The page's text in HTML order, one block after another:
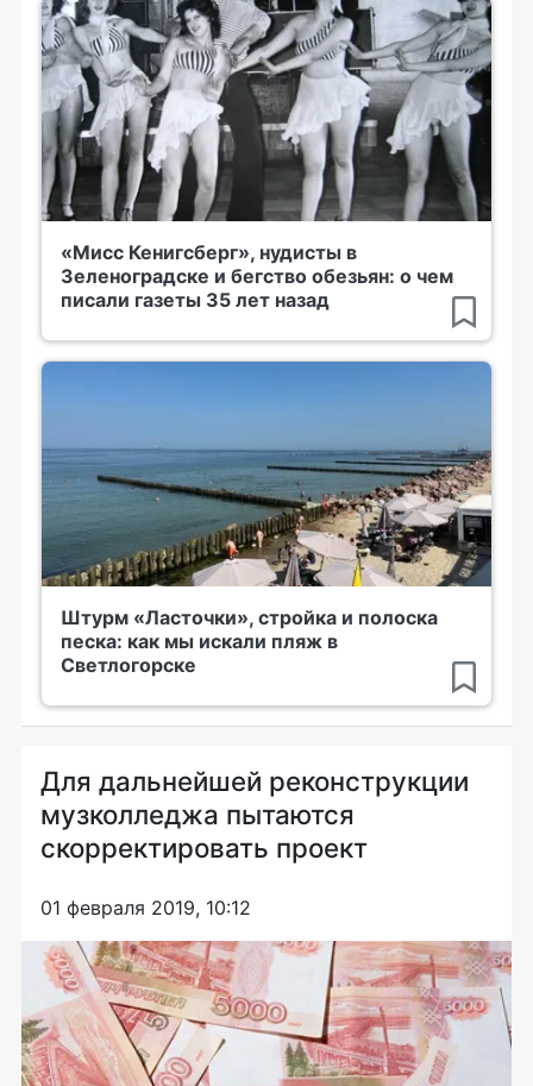
«Мисс Кенигсберг», нудисты в
Зеленоградске и бегство обезьян: о чем
писали газеты 35 лет назад
Штурм «Ласточки», стройка и полоска
песка: как мы искали пляж в
Светлогорске
Для дальнейшей реконструкции
музколледжа пытаются
скорректировать проект
01 февраля 2019, 10:12